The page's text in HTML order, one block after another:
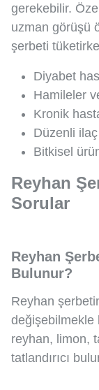
gerekebilir.
uzman görüşü
şerbeti
Diyabet
Hamileler
Kronik
Düzenli
Bitkisel
Reyhan
Sorular
Reyhan
Bulunur?
Reyhan
değişebilmekle
reyhan, limon,
tatlandırıcı